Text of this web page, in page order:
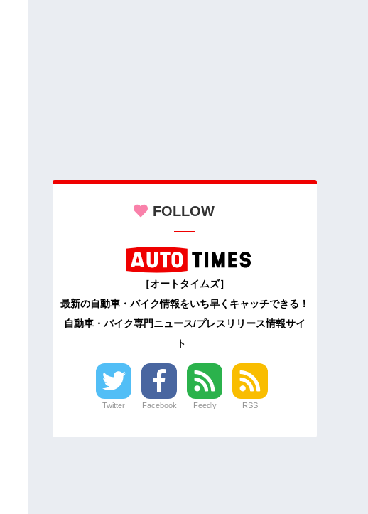
FOLLOW
［オートタイムズ］
最新の自動車・バイク情報をいち早くキャッチできる！
自動車・バイク専門ニュース/プレスリリース情報サイ
ト
Twitter Facebook Feedly RSS